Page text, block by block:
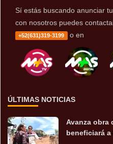
Sí estás buscando anunciar
con nosotros puedes
+52(631)319-3199 o en
ÚLTIMAS NOTICIAS
Avanza obra
beneficiará a